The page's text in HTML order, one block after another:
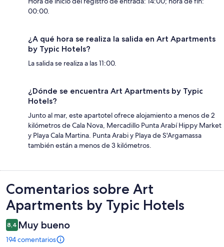
00:00.
¿A qué hora se realiza la salida en Art Apartments
by Typic Hotels?
La salida se realiza a las 11:00.
¿Dónde se encuentra Art Apartments by Typic
Hotels?
Junto al mar, este apartotel ofrece alojamiento a menos de 2
kilómetros de Cala Nova, Mercadillo Punta Arabí Hippy Market
y Playa Cala Martina. Punta Arabi y Playa de S'Argamassa
también están a menos de 3 kilómetros.
Comentarios
Comentarios sobre Art
Apartments by Typic Hotels
8,4 Muy bueno
194 comentarios